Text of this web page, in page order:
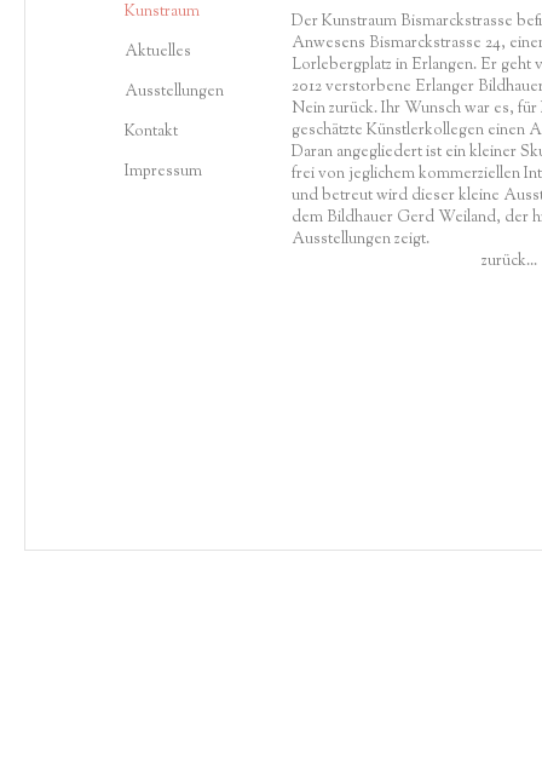
Kunstraum
Aktuelles
Ausstellungen
Kontakt
Impressum
Der Kunstraum Bismarckstrasse
Anwesens Bismarckstrasse 24,
Lorlebergplatz in Erlangen. Er geht
2012 verstorbene Erlanger
Nein zurück. Ihr Wunsch war es,
geschätzte Künstlerkollegen einen
Daran angegliedert ist ein kleiner
frei von jeglichem kommerziellen
und betreut wird dieser kleine
dem Bildhauer Gerd Weiland, der
Ausstellungen zeigt.
zurück...